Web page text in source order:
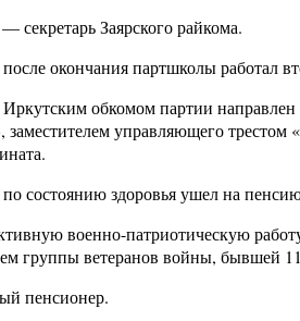
секретарь Заярского райкома.
окончания партшколы работал
обкомом партии направлен
заместителем управляющего трестом
состоянию здоровья ушел на
военно-патриотическую
группы ветеранов войны, бывшей
пенсионер.